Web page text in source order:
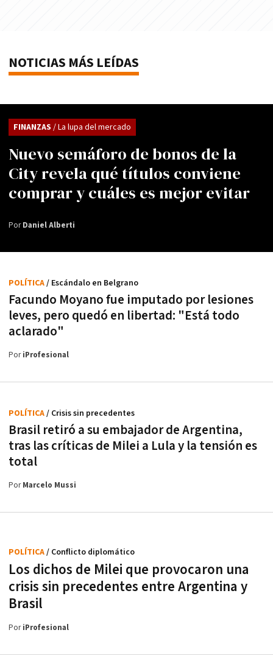
NOTICIAS MÁS LEÍDAS
Nuevo semáforo de bonos de la
City revela qué títulos conviene
comprar y cuáles es mejor evitar
FINANZAS / La lupa del mercado
PorDaniel Alberti
Facundo Moyano fue imputado por lesiones
leves, pero quedó en libertad: "Está todo
aclarado"
POLÍTICA/ Escándalo en Belgrano
PoriProfesional
Brasil retiró a su embajador de Argentina,
tras las críticas de Milei a Lula y la tensión es
total
POLÍTICA/ Crisis sin precedentes
PorMarcelo Mussi
Los dichos de Milei que provocaron una
crisis sin precedentes entre Argentina y
Brasil
POLÍTICA/ Conflicto diplomático
PoriProfesional